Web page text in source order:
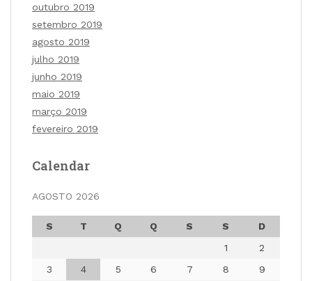
outubro 2019
setembro 2019
agosto 2019
julho 2019
junho 2019
maio 2019
março 2019
fevereiro 2019
Calendar
AGOSTO 2026
S T Q Q S S
D
1
2
3
4 5 6 7 8
9